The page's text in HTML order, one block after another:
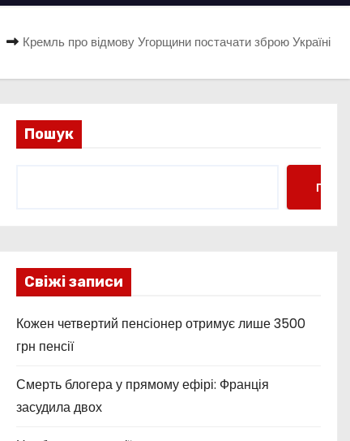
Кремль про відмову Угорщини постачати зброю Україні
Пошук
Свіжі записи
Кожен четвертий пенсіонер отримує лише 3500
грн пенсії
Смерть блогера у прямому ефірі: Франція
засудила двох